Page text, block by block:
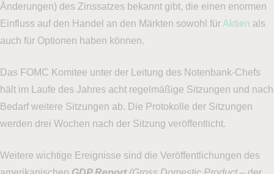
Änderungen) des Zinssatzes bekannt gibt, die einen enormen
Einfluss auf den Handel an den Märkten sowohl fürAktien als
auch für Optionen haben können.
Das FOMC Komitee unter der Leitung des Notenbank-Chefs
hält im Laufe des Jahres acht regelmäßige Sitzungen und nach
Bedarf weitere Sitzungen ab. Die Protokolle der Sitzungen
werden drei Wochen nach der Sitzung veröffentlicht.
Weitere wichtige Ereignisse sind die Veröffentlichungen des